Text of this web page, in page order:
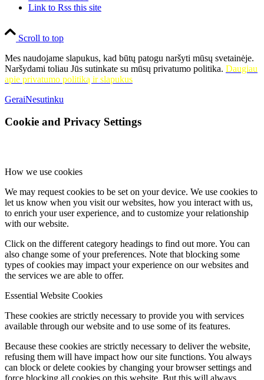
Link to Rss this site
Scroll to top
Mes naudojame slapukus, kad būtų patogu naršyti mūsų svetainėje.
Naršydami toliau Jūs sutinkate su mūsų privatumo politika. Daugiau
apie privatumo politiką ir slapukus
GeraiNesutinku
Cookie and Privacy Settings
How we use cookies
We may request cookies to be set on your device. We use cookies to
let us know when you visit our websites, how you interact with us,
to enrich your user experience, and to customize your relationship
with our website.
Click on the different category headings to find out more. You can
also change some of your preferences. Note that blocking some
types of cookies may impact your experience on our websites and
the services we are able to offer.
Essential Website Cookies
These cookies are strictly necessary to provide you with services
available through our website and to use some of its features.
Because these cookies are strictly necessary to deliver the website,
refusing them will have impact how our site functions. You always
can block or delete cookies by changing your browser settings and